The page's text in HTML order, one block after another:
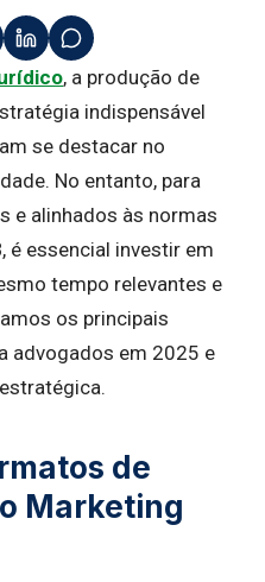
, a produção de
indispensável
se destacar no
No entanto, para
e alinhados às normas
é essencial investir em
tempo relevantes e
os principais
advogados em 2025 e
de
Marketing